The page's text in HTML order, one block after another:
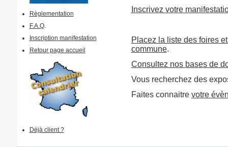
Règlementation
F.A.Q.
Inscription manifestation
Retour page accueil
Déjà client ?
Inscrivez votre
Placez la liste des foires
commune.
Consultez nos bases de
Vous recherchez des
Faites connaitre votre